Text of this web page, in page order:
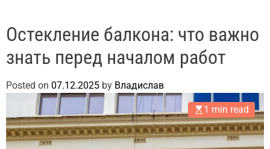
Остекление балкона: что важно
знать перед началом работ
Posted on 07.12.2025 by Владислав
1 min read